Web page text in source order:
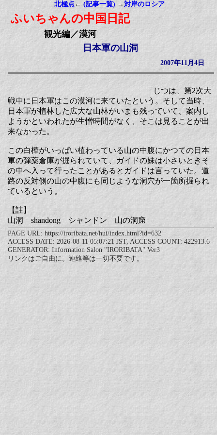
北極点 ← (記事一覧) →対岸のロシア
ふいちゃんの中国日記
観光編／漠河
日本軍の山洞
2007年11月4日
じつは、第2次大
戦中に日本軍はこの漠河に来ていたという。そして当時、
日本軍が植林した広大な山林がいまも残っていて、案内し
ようかといわれたが生憎時間がなく、そこは見ることが出
来なかった。
この白樺がいっぱい植わっている山の中腹にかつての日本
軍の弾薬倉庫が掘られていて、ガイドの妹は小さいときそ
の中へ入って行ったことがあるとガイドは言っていた。道
路の反対側の山の中腹にも同じような洞穴が一箇所掘られ
ているという。
【註】
山洞 shandong シャンドン 山の洞窟